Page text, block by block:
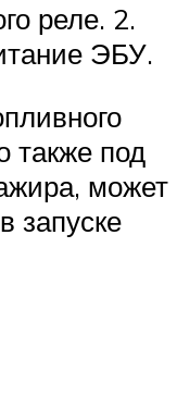
реле. 2.
ЭБУ.
также под
может
запуске